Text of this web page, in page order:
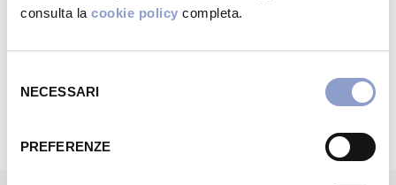
consulta la cookie policy completa.
delNECESSARI
PREFERENZE